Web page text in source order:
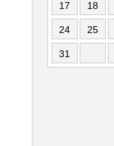
17 18
24 25
31